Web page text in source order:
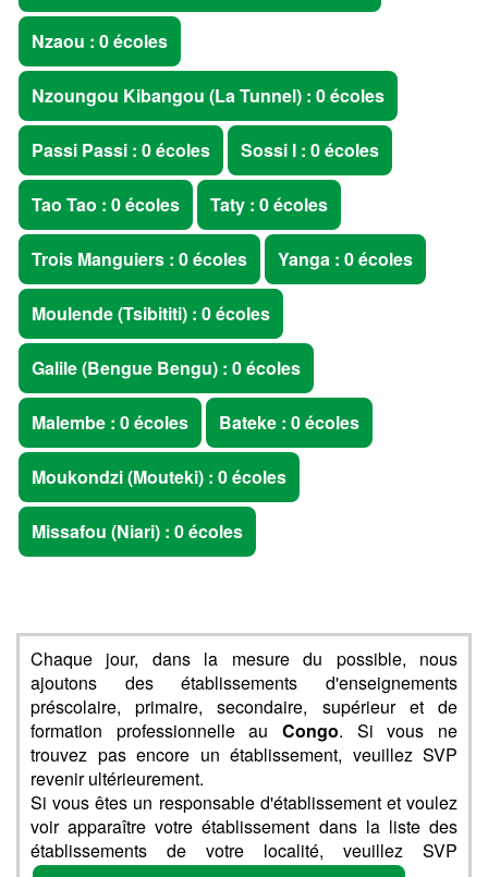
Nzaou : 0 écoles
Nzoungou Kibangou (La Tunnel) : 0 écoles
Passi Passi : 0 écoles Sossi I : 0 écoles
Tao Tao : 0 écoles Taty : 0 écoles
Trois Manguiers : 0 écoles Yanga : 0 écoles
Moulende (Tsibititi) : 0 écoles
Galile (Bengue Bengu) : 0 écoles
Malembe : 0 écoles Bateke : 0 écoles
Moukondzi (Mouteki) : 0 écoles
Missafou (Niari) : 0 écoles
Chaque jour, dans la mesure du possible, nous
ajoutons des établissements d'enseignements
préscolaire, primaire, secondaire, supérieur et de
formation professionnelle au Congo. Si vous ne
trouvez pas encore un établissement, veuillez SVP
revenir ultérieurement.
Si vous êtes un responsable d'établissement et voulez
voir apparaître votre établissement dans la liste des
établissements de votre localité, veuillez SVP